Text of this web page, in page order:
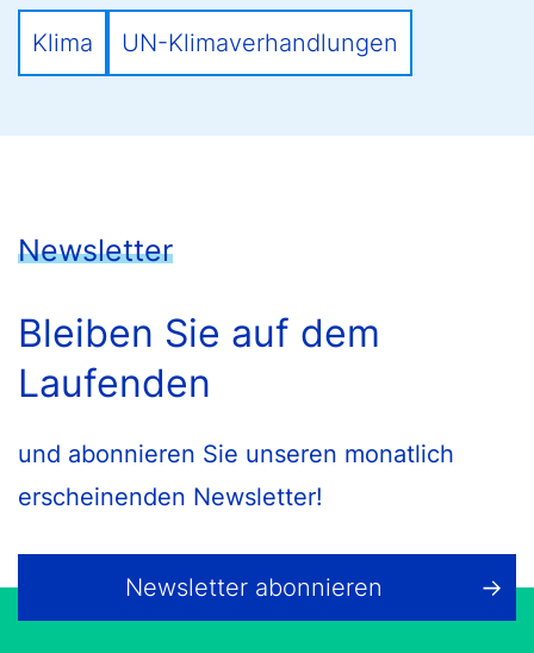
Klima UN-Klimaverhandlungen
Newsletter
Bleiben Sie auf dem
Laufenden
und abonnieren Sie unseren monatlich
erscheinenden Newsletter!
Newsletter abonnieren